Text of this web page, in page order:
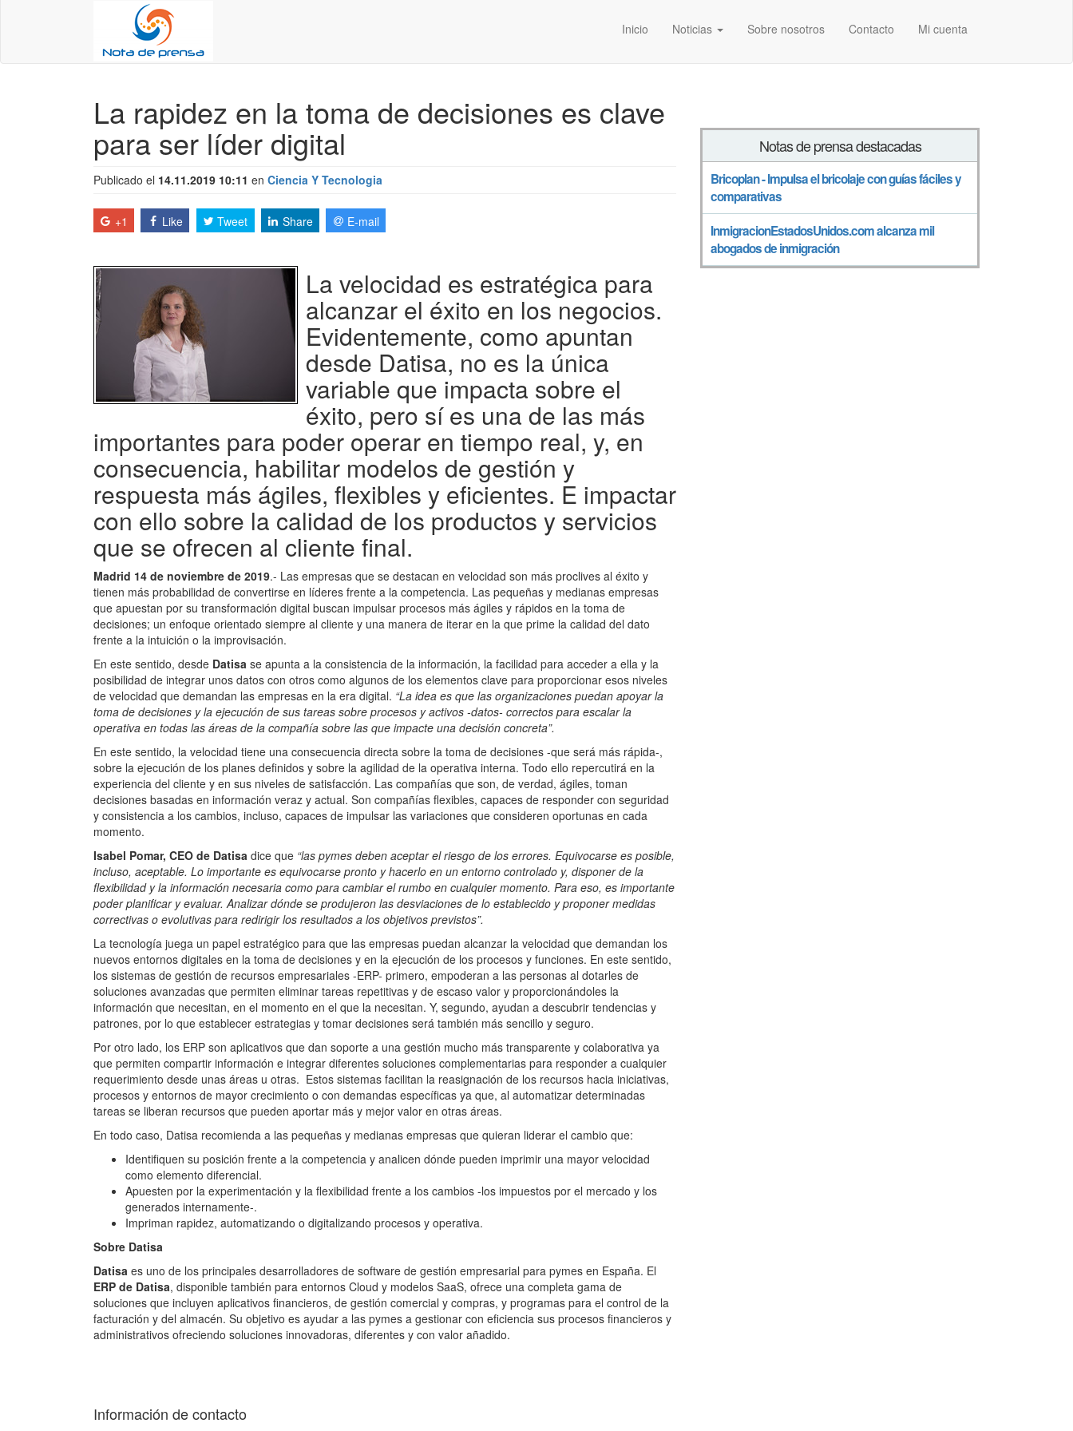
Inicio Noticias Sobre nosotros Contacto Mi cuenta
La rapidez en la toma de decisiones es clave
para ser líder digital
Publicado el 14.11.2019 10:11 en Ciencia Y Tecnologia
+1 Like Tweet Share E-mail
La velocidad es estratégica para
alcanzar el éxito en los negocios.
Evidentemente, como apuntan
desde Datisa, no es la única
variable que impacta sobre el
éxito, pero sí es una de las más
importantes para poder operar en tiempo real, y, en
consecuencia, habilitar modelos de gestión y
respuesta más ágiles, flexibles y eficientes. E impactar
con ello sobre la calidad de los productos y servicios
que se ofrecen al cliente final.
Madrid 14 de noviembre de 2019.- Las empresas que se destacan en velocidad son más proclives al éxito y
tienen más probabilidad de convertirse en líderes frente a la competencia. Las pequeñas y medianas empresas
que apuestan por su transformación digital buscan impulsar procesos más ágiles y rápidos en la toma de
decisiones; un enfoque orientado siempre al cliente y una manera de iterar en la que prime la calidad del dato
frente a la intuición o la improvisación.
En este sentido, desde Datisa se apunta a la consistencia de la información, la facilidad para acceder a ella y la
posibilidad de integrar unos datos con otros como algunos de los elementos clave para proporcionar esos niveles
de velocidad que demandan las empresas en la era digital. “La idea es que las organizaciones puedan apoyar la
toma de decisiones y la ejecución de sus tareas sobre procesos y activos -datos- correctos para escalar la
operativa en todas las áreas de la compañía sobre las que impacte una decisión concreta”.
En este sentido, la velocidad tiene una consecuencia directa sobre la toma de decisiones -que será más rápida-,
sobre la ejecución de los planes definidos y sobre la agilidad de la operativa interna. Todo ello repercutirá en la
experiencia del cliente y en sus niveles de satisfacción. Las compañías que son, de verdad, ágiles, toman
decisiones basadas en información veraz y actual. Son compañías flexibles, capaces de responder con seguridad
y consistencia a los cambios, incluso, capaces de impulsar las variaciones que consideren oportunas en cada
momento.
Isabel Pomar, CEO de Datisa dice que “las pymes deben aceptar el riesgo de los errores. Equivocarse es posible,
incluso, aceptable. Lo importante es equivocarse pronto y hacerlo en un entorno controlado y, disponer de la
flexibilidad y la información necesaria como para cambiar el rumbo en cualquier momento. Para eso, es importante
poder planificar y evaluar. Analizar dónde se produjeron las desviaciones de lo establecido y proponer medidas
correctivas o evolutivas para redirigir los resultados a los objetivos previstos”.
La tecnología juega un papel estratégico para que las empresas puedan alcanzar la velocidad que demandan los
nuevos entornos digitales en la toma de decisiones y en la ejecución de los procesos y funciones. En este sentido,
los sistemas de gestión de recursos empresariales -ERP- primero, empoderan a las personas al dotarles de
soluciones avanzadas que permiten eliminar tareas repetitivas y de escaso valor y proporcionándoles la
información que necesitan, en el momento en el que la necesitan. Y, segundo, ayudan a descubrir tendencias y
patrones, por lo que establecer estrategias y tomar decisiones será también más sencillo y seguro.
Por otro lado, los ERP son aplicativos que dan soporte a una gestión mucho más transparente y colaborativa ya
que permiten compartir información e integrar diferentes soluciones complementarias para responder a cualquier
requerimiento desde unas áreas u otras. Estos sistemas facilitan la reasignación de los recursos hacia iniciativas,
procesos y entornos de mayor crecimiento o con demandas específicas ya que, al automatizar determinadas
tareas se liberan recursos que pueden aportar más y mejor valor en otras áreas.
En todo caso, Datisa recomienda a las pequeñas y medianas empresas que quieran liderar el cambio que:
Identifiquen su posición frente a la competencia y analicen dónde pueden imprimir una mayor velocidad
como elemento diferencial.
Apuesten por la experimentación y la flexibilidad frente a los cambios -los impuestos por el mercado y los
generados internamente-.
Impriman rapidez, automatizando o digitalizando procesos y operativa.
Sobre Datisa
Datisa es uno de los principales desarrolladores de software de gestión empresarial para pymes en España. El
ERP de Datisa, disponible también para entornos Cloud y modelos SaaS, ofrece una completa gama de
soluciones que incluyen aplicativos financieros, de gestión comercial y compras, y programas para el control de la
facturación y del almacén. Su objetivo es ayudar a las pymes a gestionar con eficiencia sus procesos financieros y
administrativos ofreciendo soluciones innovadoras, diferentes y con valor añadido.
Información de contacto
Notas de prensa destacadas
Bricoplan - Impulsa el bricolaje con guías fáciles y
comparativas
InmigracionEstadosUnidos.com alcanza mil
abogados de inmigración